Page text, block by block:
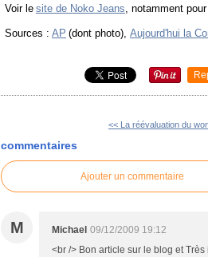
Voir le site de Noko Jeans, notamment
Sources : AP (dont photo), Aujourd'hui la
<< La réévaluation du
commentaires
Ajouter un commentaire
M Michael 09/12/2009 19:12
<br /> Bon article sur le blog et